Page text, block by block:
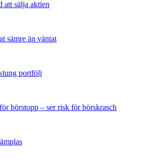
att sälja aktien
sämre än väntat
portfölj
börstopp – ser risk för börskrasch